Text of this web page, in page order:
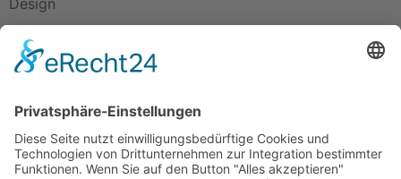
72072 Tübingen
Tel.: +49 (0) 7071 85 94 001
Fax: +49 (0) 7071 85 94 002
Email:info@handwerker.zone